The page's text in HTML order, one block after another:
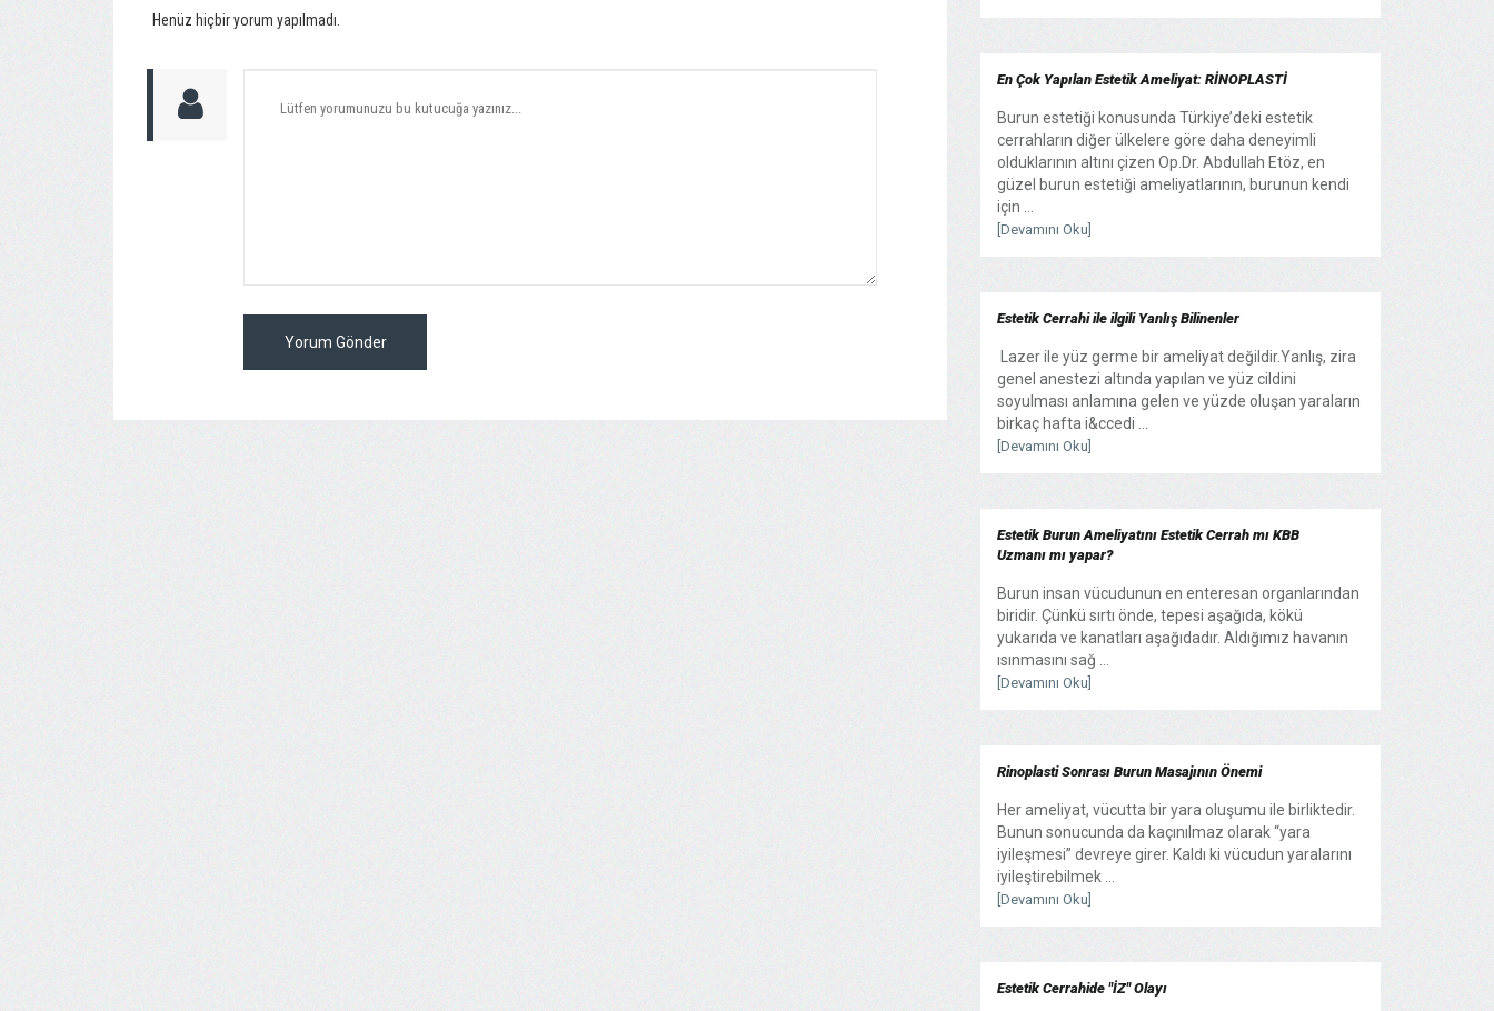
Henüz hiçbir yorum yapılmadı.
Yorum Gönder
En Çok Yapılan Estetik Ameliyat: RİNOPLASTİ
Burun estetiği konusunda Türkiye’deki estetik
cerrahların diğer ülkelere göre daha deneyimli
olduklarının altını çizen Op.Dr. Abdullah Etöz, en
güzel burun estetiği ameliyatlarının, burunun kendi
için ...
[Devamını Oku]
Estetik Cerrahi ile ilgili Yanlış Bilinenler
Lazer ile yüz germe bir ameliyat değildir.Yanlış, zira
genel anestezi altında yapılan ve yüz cildini
soyulması anlamına gelen ve yüzde oluşan yaraların
birkaç hafta i&ccedi ...
[Devamını Oku]
Estetik Burun Ameliyatını Estetik Cerrah mı KBB
Uzmanı mı yapar?
Burun insan vücudunun en enteresan organlarından
biridir. Çünkü sırtı önde, tepesi aşağıda, kökü
yukarıda ve kanatları aşağıdadır. Aldığımız havanın
ısınmasını sağ ...
[Devamını Oku]
Rinoplasti Sonrası Burun Masajının Önemi
Her ameliyat, vücutta bir yara oluşumu ile birliktedir.
Bunun sonucunda da kaçınılmaz olarak “yara
iyileşmesi” devreye girer. Kaldı ki vücudun yaralarını
iyileştirebilmek ...
[Devamını Oku]
Estetik Cerrahide "İZ" Olayı